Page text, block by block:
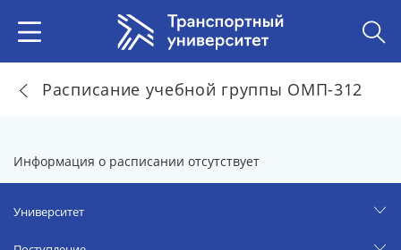
Расписание учебной группы ОМП-312
Информация о расписании отсутствует
Университет